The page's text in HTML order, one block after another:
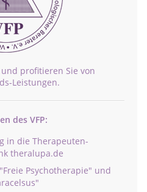
profitieren Sie von
Leistungen.
des VFP:
in die Therapeuten-
theralupa.de
Psychotherapie" und